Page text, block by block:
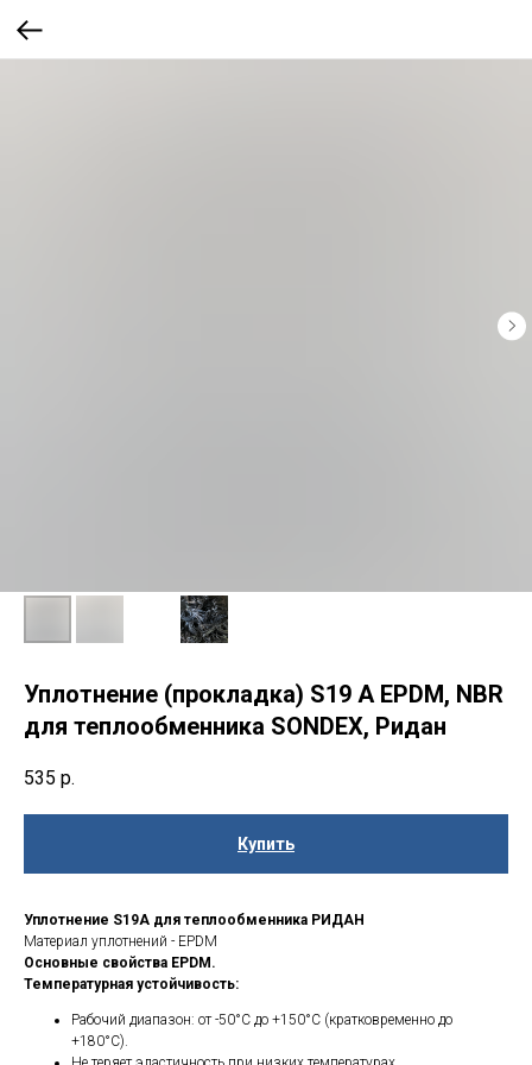
Уплотнение (прокладка) S19 A EPDM, NBR
для теплообменника SONDEX, Ридан
535 р.
Купить
Уплотнение S19A для теплообменника РИДАН
Материал уплотнений - EPDM
Основные свойства EPDM.
Температурная устойчивость:
Рабочий диапазон: от -50°C до +150°C (кратковременно до
+180°C).